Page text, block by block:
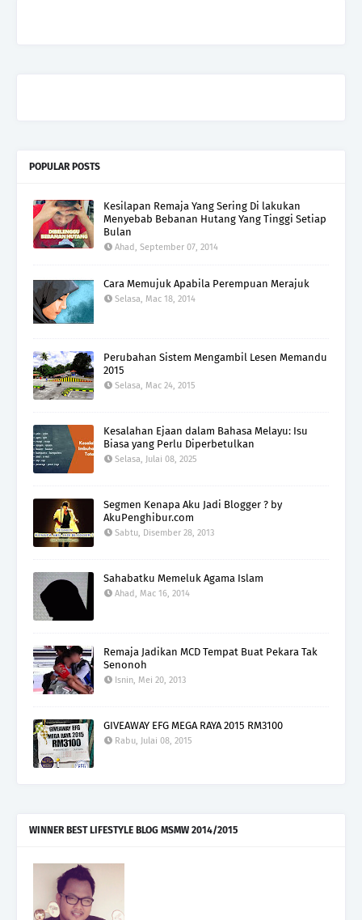
POPULAR POSTS
Kesilapan Remaja Yang Sering Di lakukan
Menyebab Bebanan Hutang Yang Tinggi Setiap
Bulan
Ahad, September 07, 2014
Cara Memujuk Apabila Perempuan Merajuk
Selasa, Mac 18, 2014
Perubahan Sistem Mengambil Lesen Memandu
2015
Selasa, Mac 24, 2015
Kesalahan Ejaan dalam Bahasa Melayu: Isu
Biasa yang Perlu Diperbetulkan
Selasa, Julai 08, 2025
Segmen Kenapa Aku Jadi Blogger ? by
AkuPenghibur.com
Sabtu, Disember 28, 2013
Sahabatku Memeluk Agama Islam
Ahad, Mac 16, 2014
Remaja Jadikan MCD Tempat Buat Pekara Tak
Senonoh
Isnin, Mei 20, 2013
GIVEAWAY EFG MEGA RAYA 2015 RM3100
Rabu, Julai 08, 2015
WINNER BEST LIFESTYLE BLOG MSMW 2014/2015